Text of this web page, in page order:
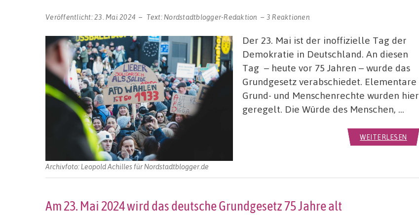
Veröffentlicht: 23. Mai 2024 Text: Nordstadtblogger-Redaktion 3 Reaktionen
Archivfoto: Leopold Achilles für Nordstadtblogger.de
Der 23. Mai ist der inoffizielle Tag der
Demokratie in Deutschland. An diesen
Tag – heute vor 75 Jahren – wurde das
Grundgesetz verabschiedet. Elementare
Grund- und Menschenrechte wurden hier
geregelt. Die Würde des Menschen, …
WEITERLESEN
Am 23. Mai 2024 wird das deutsche Grundgesetz 75 Jahre alt